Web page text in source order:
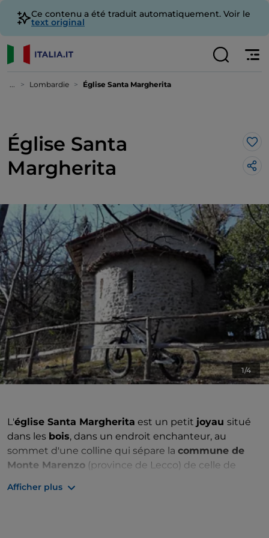
Ce contenu a été traduit automatiquement. Voir le
text original
... Lombardie Église Santa Margherita
Église Santa
Margherita
1/4
L'église Santa Margherita est un petit joyau situé
dans les bois, dans un endroit enchanteur, au
sommet d'une colline qui sépare la commune de
Monte Marenzo (province de Lecco) de celle de
est en pierre et remonte au
Afficher plus